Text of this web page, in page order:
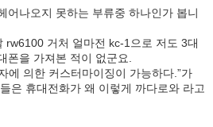
어나오지 못하는 부류중 하나인가 봅니
rw6100 거처 얼마전 kc-1으로 저도 3대
폰을 가져본 적이 없군요.
에 의한 커스터마이징이 가능하다.”가
은 휴대전화가 왜 이렇게 까다로와 라고